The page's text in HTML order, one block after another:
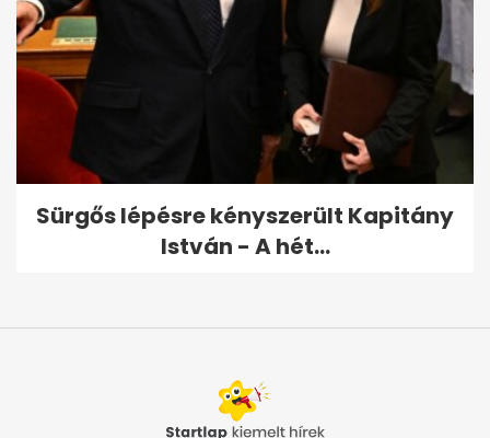
Sürgős lépésre kényszerült Kapitány
István - A hét...